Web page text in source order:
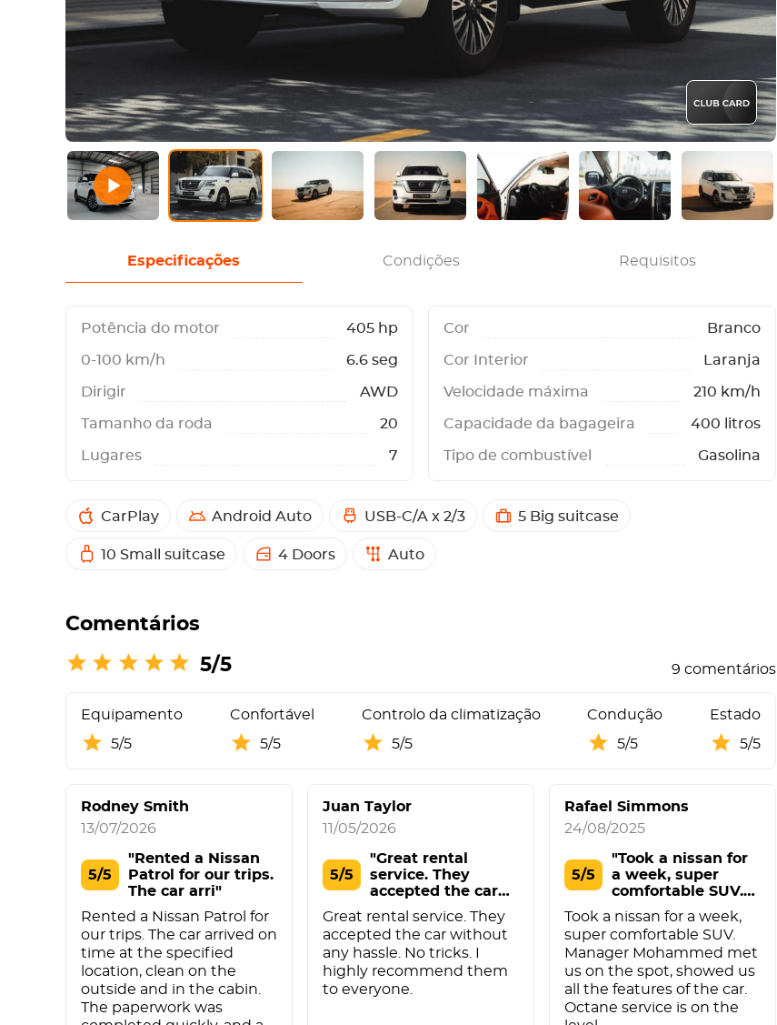
Especificações Condições Requisitos
Potência do motor 405 hp
0-100 km/h 6.6 seg
Dirigir AWD
Tamanho da roda 20
Lugares 7
Cor Branco
Cor Interior Laranja
Velocidade máxima 210 km/h
Capacidade da bagageira 400 litros
Tipo de combustível Gasolina
CarPlay Android Auto USB-C/A x 2/3 5 Big suitcase
10 Small suitcase 4 Doors Auto
Comentários
5/5 9 comentários
Equipamento
5/5
Confortável
5/5
Controlo da climatização
5/5
Condução
5/5
Estado
5/5
Rodney Smith
13/07/2026
5/5
"Rented a Nissan
Patrol for our trips.
The car arri"
Rented a Nissan Patrol for
our trips. The car arrived on
time at the specified
location, clean on the
outside and in the cabin.
The paperwork was
Juan Taylor
11/05/2026
5/5
"Great rental
service. They
accepted the car
withou"
Great rental service. They
accepted the car without
any hassle. No tricks. I
highly recommend them
to everyone.
Rafael Simmons
24/08/2025
5/5
"Took a nissan for
a week, super
comfortable SUV.
Took a nissan for a week,
super comfortable SUV.
Manager Mohammed met
us on the spot, showed us
all the features of the car.
Octane service is on the